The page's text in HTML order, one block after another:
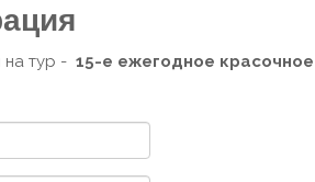
тур - 15-е ежегодное